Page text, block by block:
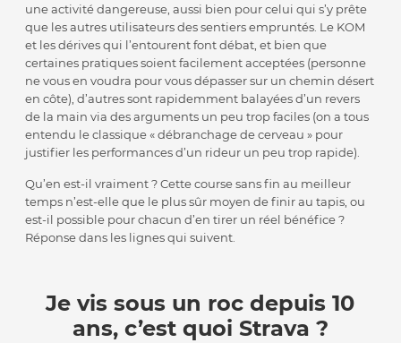
une activité dangereuse, aussi bien pour celui qui s’y prête
que les autres utilisateurs des sentiers empruntés. Le KOM
et les dérives qui l’entourent font débat, et bien que
certaines pratiques soient facilement acceptées (personne
ne vous en voudra pour vous dépasser sur un chemin désert
en côte), d’autres sont rapidemment balayées d’un revers
de la main via des arguments un peu trop faciles (on a tous
entendu le classique « débranchage de cerveau » pour
justifier les performances d’un rideur un peu trop rapide).
Qu’en est-il vraiment ? Cette course sans fin au meilleur
temps n’est-elle que le plus sûr moyen de finir au tapis, ou
est-il possible pour chacun d’en tirer un réel bénéfice ?
Réponse dans les lignes qui suivent.
Je vis sous un roc depuis 10
ans, c’est quoi Strava ?